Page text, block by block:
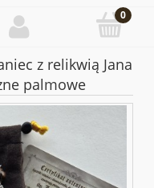
z relikwią Jana
palmowe